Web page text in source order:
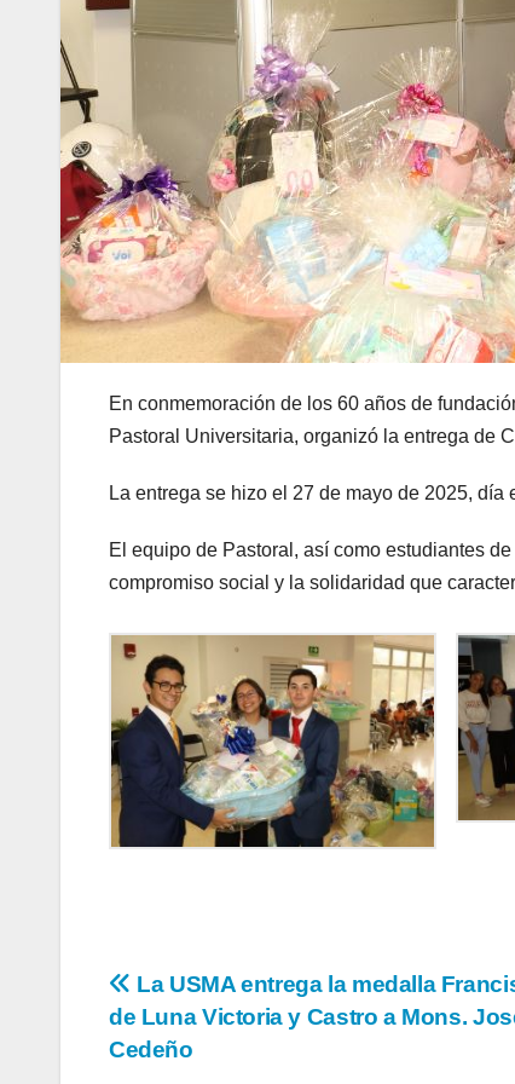
En conmemoración de los 60 años de
Pastoral Universitaria, organizó la entrega de
La entrega se hizo el 27 de mayo de 2025,
El equipo de Pastoral, así como estudiantes
compromiso social y la solidaridad que
La USMA entrega la medalla
de Luna Victoria y Castro a Mons.
Cedeño